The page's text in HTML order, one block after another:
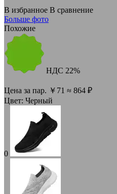
В избранное В сравнение
Больше фото
Похожие
НДС 22%
Цена за пар. ￥ 71 ≈ 864 ₽
Цвет: Черный
0